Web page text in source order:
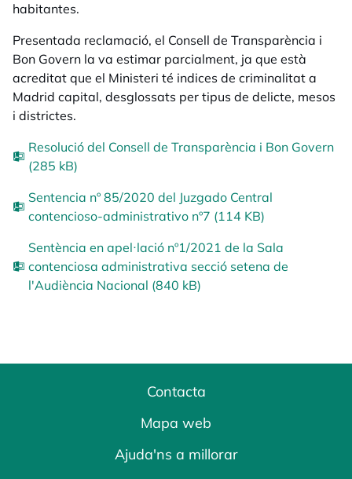
habitantes.
Presentada reclamació, el Consell de Transparència i
Bon Govern la va estimar parcialment, ja que està
acreditat que el Ministeri té indices de criminalitat a
Madrid capital, desglossats per tipus de delicte, mesos
i districtes.
Resolució del Consell de Transparència i Bon Govern
(285 kB)
Sentencia nº 85/2020 del Juzgado Central
contencioso-administrativo nº7 (114 KB)
Sentència en apel·lació nº1/2021 de la Sala
contenciosa administrativa secció setena de
l'Audiència Nacional (840 kB)
Contacta
Mapa web
Ajuda'ns a millorar